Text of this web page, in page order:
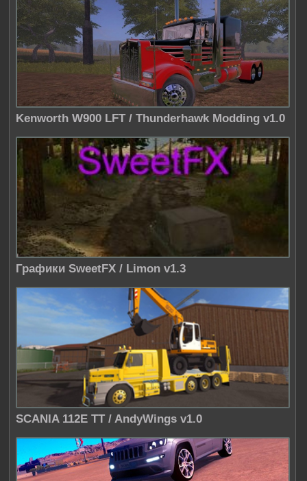
Kenworth W900 LFT / Thunderhawk Modding v1.0
Графики SweetFX / Limon v1.3
SCANIA 112E TT / AndyWings v1.0